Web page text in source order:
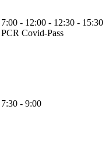
7:00 - 12:00 - 12:30 - 15:30
PCR Covid-Pass
7:30 - 9:00